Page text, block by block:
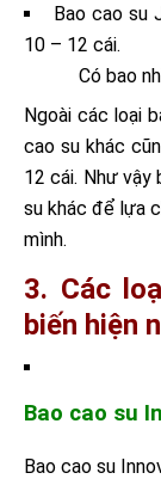
Bao cao su
10 – 12 cái.
Có bao
Ngoài các loại
cao su khác
12 cái. Như
su khác để lựa
mình.
3. Các
biến hiện
Bao cao su
Bao cao su